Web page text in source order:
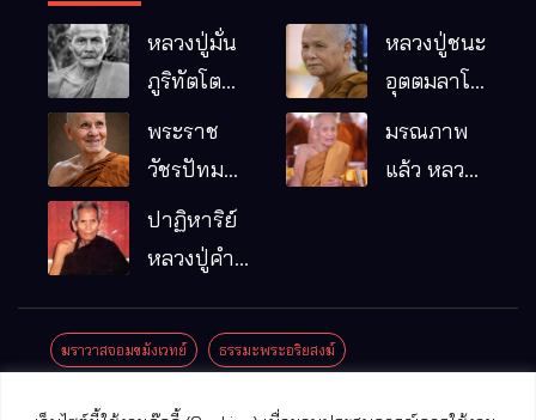
หลวงปู่มั่น
ภูริทัตโต
พระอริยเจ้า
ผู้เป็นบิดา
รมฐาน
หลวงปู่ชนะ
อุตตมลาโภ
หมากอื๋อ
พระราช
วัชรปัทม
คุณ (หลวง
ปู่บัวเกตุ
แล้ว วัดป่า
มรณภาพ
แล้ว หลวง
ปาฏิหาริย์
หลวงปู่คำ
มณี
ฆราวาสจอมขมังเวทย์ ธรรมะพระอริยสงฆ์